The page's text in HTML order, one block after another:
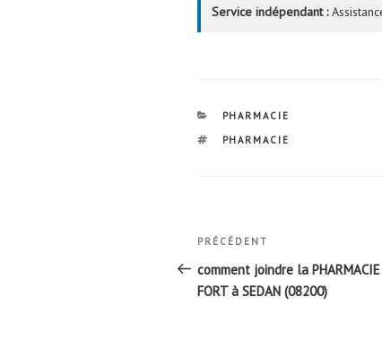
Service indépendant :
CATÉGORIES
PHARMACIE
ÉTIQUETTES
PHARMACIE
Navigation
de
l’article
Article
précédent
PRÉCÉDENT
comment joindre la PHARMACIE
FORT à SEDAN (08200)